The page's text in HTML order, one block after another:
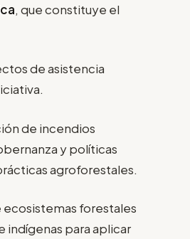
, que constituye el
de asistencia
de incendios
y políticas
agroforestales.
forestales
para aplicar